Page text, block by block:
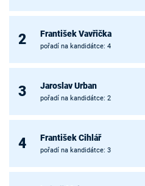
2 František Vavřička
pořadí na kandidátce: 4
3 Jaroslav Urban
pořadí na kandidátce: 2
4 František Cihlář
pořadí na kandidátce: 3